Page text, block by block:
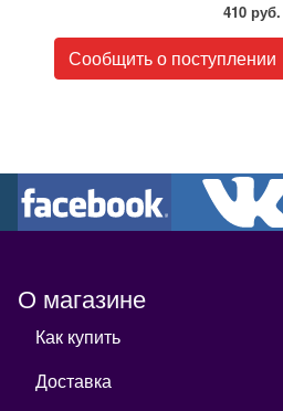
410 руб.
Сообщить о поступлении
О магазине
Как купить
Доставка